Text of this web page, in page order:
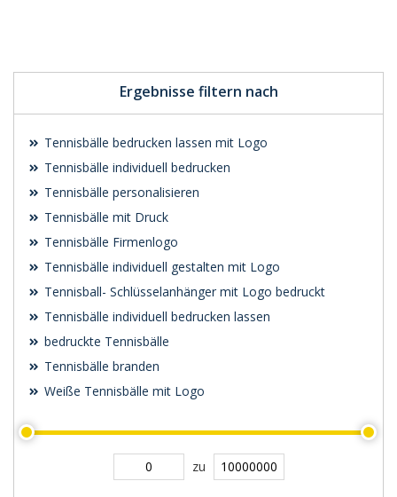
Ergebnisse filtern nach
Tennisbälle bedrucken lassen mit Logo
Tennisbälle individuell bedrucken
Tennisbälle personalisieren
Tennisbälle mit Druck
Tennisbälle Firmenlogo
Tennisbälle individuell gestalten mit Logo
Tennisball- Schlüsselanhänger mit Logo bedruckt
Tennisbälle individuell bedrucken lassen
bedruckte Tennisbälle
Tennisbälle branden
Weiße Tennisbälle mit Logo
zu